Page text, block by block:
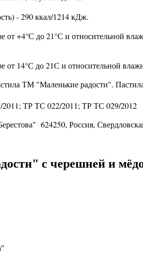
- 290 ккал/1214 кДж.
от +4°С до 21°С и относительной
от 14°С до 21С и относительной
ТМ "Маленькие радости".
2011; ТР ТС 022/2011; ТР ТС 029/2012
624250, Россия,
с черешней и